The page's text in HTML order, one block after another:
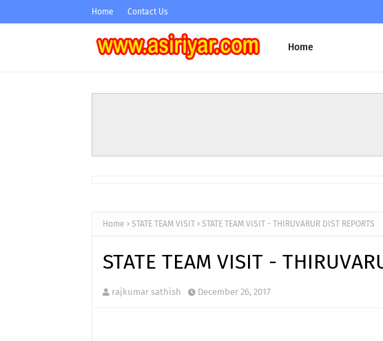
Home Contact Us
Home
Home STATE TEAM VISIT STATE TEAM VISIT - THIRUVARUR DIST REPORTS
STATE TEAM VISIT -
rajkumar sathish December 26, 2017